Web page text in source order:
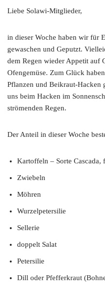
Liebe Solawi-Mitglieder,
in dieser Woche haben wir für
gewaschen und Geputzt.
dem Regen wieder Appetit auf
Ofengemüse. Zum Glück
Pflanzen und Beikraut-Hacken
uns beim Hacken im
strömenden Regen.
Der Anteil in dieser Woche
Kartoffeln – Sorte Cascada,
Zwiebeln
Möhren
Wurzelpetersilie
Sellerie
doppelt Salat
Petersilie
Dill oder Pfefferkraut